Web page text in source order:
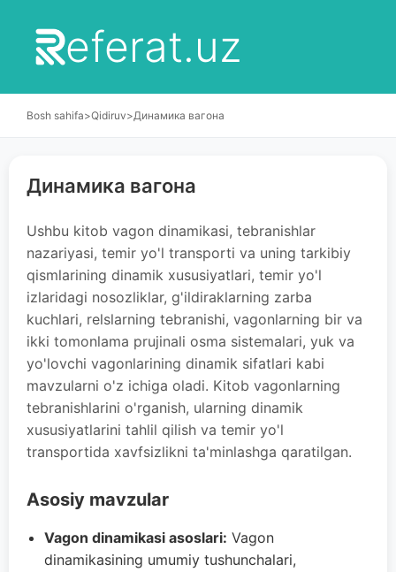
eferat.uz
Bosh sahifa>Qidiruv>Динамика вагона
Динамика вагона
Ushbu kitob vagon dinamikasi, tebranishlar
nazariyasi, temir yo'l transporti va uning tarkibiy
qismlarining dinamik xususiyatlari, temir yo'l
izlaridagi nosozliklar, g'ildiraklarning zarba
kuchlari, relslarning tebranishi, vagonlarning bir va
ikki tomonlama prujinali osma sistemalari, yuk va
yo'lovchi vagonlarining dinamik sifatlari kabi
mavzularni o'z ichiga oladi. Kitob vagonlarning
tebranishlarini o'rganish, ularning dinamik
xususiyatlarini tahlil qilish va temir yo'l
transportida xavfsizlikni ta'minlashga qaratilgan.
Asosiy mavzular
Vagon dinamikasi asoslari: Vagon
dinamikasining umumiy tushunchalari,